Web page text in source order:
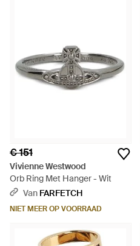
€ 151
Vivienne Westwood
Orb Ring Met Hanger - Wit
Van FARFETCH
NIET MEER OP VOORRAAD